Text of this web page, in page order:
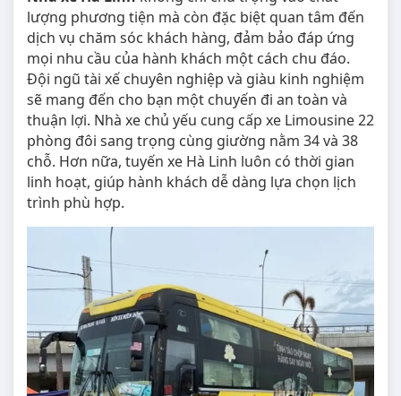
lượng phương tiện mà còn đặc biệt quan tâm đến
dịch vụ chăm sóc khách hàng, đảm bảo đáp ứng
mọi nhu cầu của hành khách một cách chu đáo.
Đội ngũ tài xế chuyên nghiệp và giàu kinh nghiệm
sẽ mang đến cho bạn một chuyến đi an toàn và
thuận lợi. Nhà xe chủ yếu cung cấp xe Limousine 22
phòng đôi sang trọng cùng giường nằm 34 và 38
chỗ. Hơn nữa, tuyến xe Hà Linh luôn có thời gian
linh hoạt, giúp hành khách dễ dàng lựa chọn lịch
trình phù hợp.